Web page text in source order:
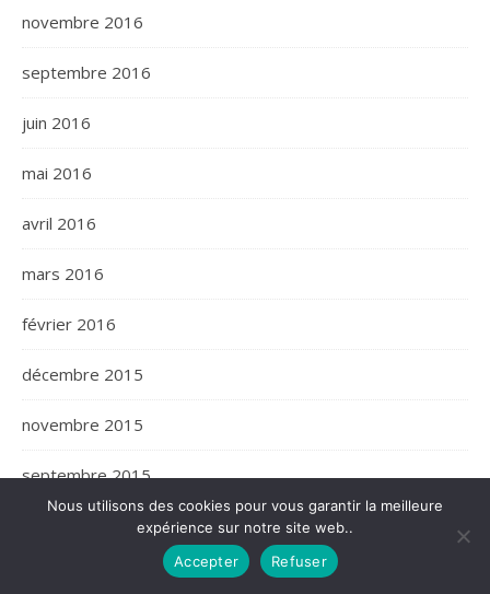
novembre 2016
septembre 2016
juin 2016
mai 2016
avril 2016
mars 2016
février 2016
décembre 2015
novembre 2015
septembre 2015
Nous utilisons des cookies pour vous garantir la meilleure
expérience sur notre site web..
Accepter
Refuser